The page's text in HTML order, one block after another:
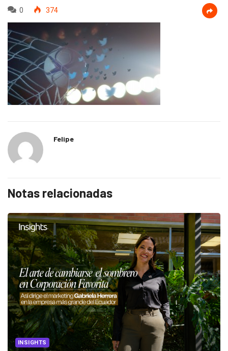
0 374
Felipe
Notas relacionadas
INSIGHTS